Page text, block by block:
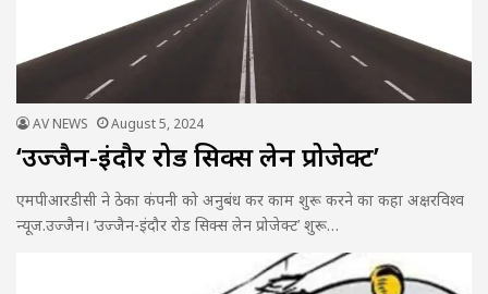
AV NEWS August 5, 2024
‘उज्जैन-इंदौर रोड सिक्स लेन प्रोजेक्ट’
एमपीआरडीसी ने ठेका कंपनी को अनुबंध कर काम शुरू करने का कहा अक्षरविश्व
न्यूज.उज्जैन। ‘उज्जैन-इंदौर रोड सिक्स लेन प्रोजेक्ट’ शुरू…